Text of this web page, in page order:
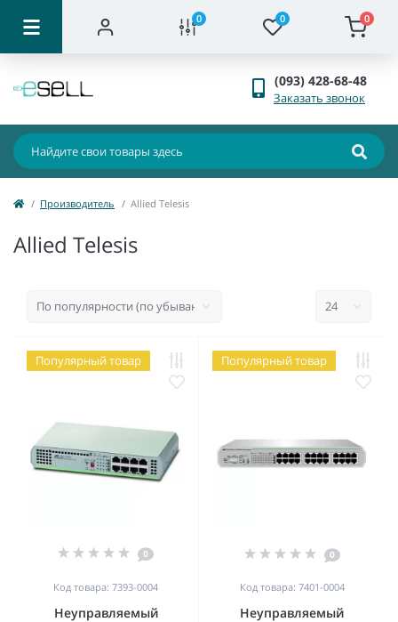
0 0 0
(093) 428-68-48
Заказать звонок
Производитель Allied Telesis
Allied Telesis
Популярный товар
0
Код товара: 7393-0004
Неуправляемый
Популярный товар
0
Код товара: 7401-0004
Неуправляемый